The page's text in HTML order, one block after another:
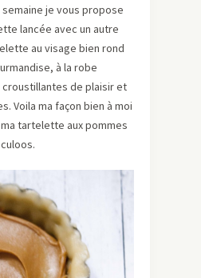
je vous propose
lancée avec un autre
au visage bien rond
à la robe
croustillantes de plaisir et
Voila ma façon bien à moi
tartelette aux pommes